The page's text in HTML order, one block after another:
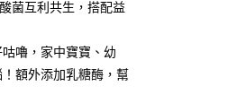
用額度並採取法律行
菌互利共生，搭配益
嚕，家中寶寶、幼
額外添加乳糖酶，幫